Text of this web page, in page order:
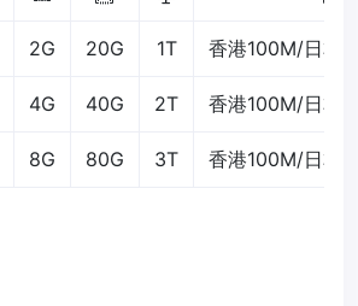
2G 20G 1T 香港100M/日本
4G 40G 2T 香港100M/日本
8G 80G 3T 香港100M/日本